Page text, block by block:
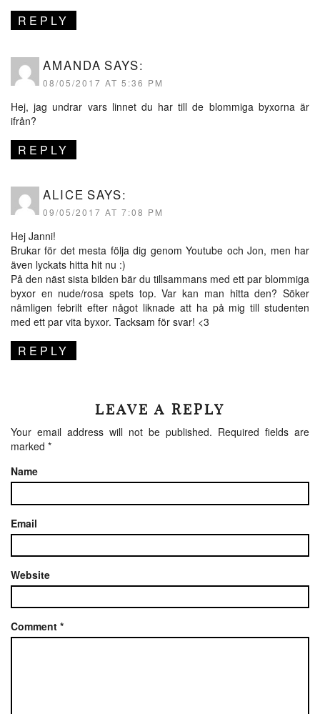
REPLY
AMANDA SAYS:
08/05/2017 AT 5:36 PM
Hej, jag undrar vars linnet du har till de blommiga byxorna är
ifrån?
REPLY
ALICE SAYS:
09/05/2017 AT 7:08 PM
Hej Janni!
Brukar för det mesta följa dig genom Youtube och Jon, men har
även lyckats hitta hit nu :)
På den näst sista bilden bär du tillsammans med ett par blommiga
byxor en nude/rosa spets top. Var kan man hitta den? Söker
nämligen febrilt efter något liknade att ha på mig till studenten
med ett par vita byxor. Tacksam för svar! <3
REPLY
LEAVE A REPLY
Your email address will not be published. Required fields are
marked *
Name
Email
Website
Comment *